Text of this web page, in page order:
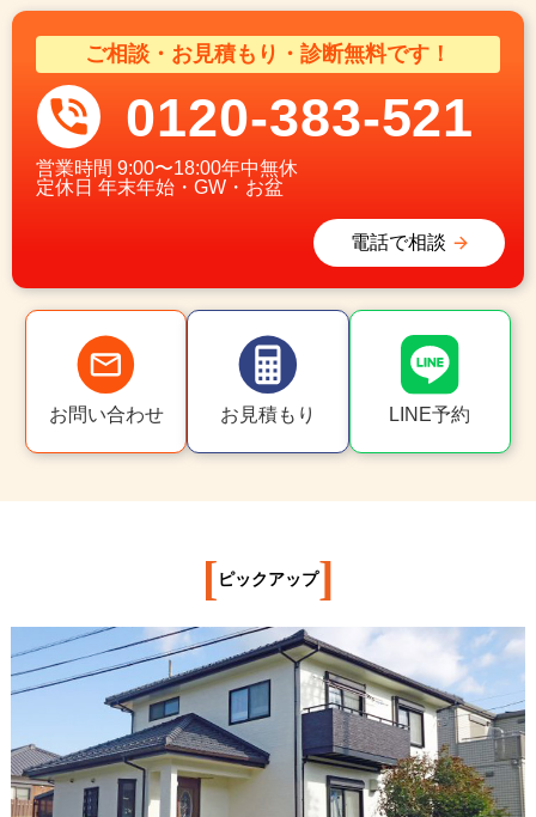
ご相談・お見積もり・診断無料です！
0120-383-521
営業時間 9:00〜18:00年中無休
定休日 年末年始・GW・お盆
電話で相談
お問い合わせ お見積もり LINE予約
[ ピックアップ]